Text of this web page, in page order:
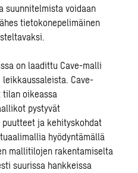
suunnitelmista voidaan
tietokonepelimäinen
on laadittu Cave-malli
Cave-
oikeassa
pystyvät
ja kehityskohdat
hyödyntämällä
mallitilojen rakentamiselta
suurissa hankkeissa